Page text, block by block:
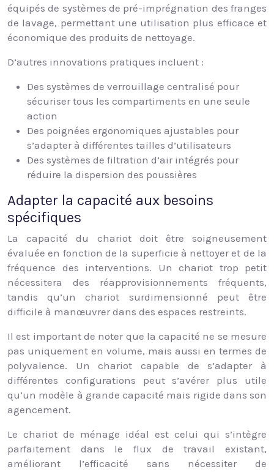
équipés de systèmes de pré-imprégnation des franges
de lavage, permettant une utilisation plus efficace et
économique des produits de nettoyage.
D’autres innovations pratiques incluent :
Des systèmes de verrouillage centralisé pour
sécuriser tous les compartiments en une seule
action
Des poignées ergonomiques ajustables pour
s’adapter à différentes tailles d’utilisateurs
Des systèmes de filtration d’air intégrés pour
réduire la dispersion des poussières
Adapter la capacité aux besoins
spécifiques
La capacité du chariot doit être soigneusement
évaluée en fonction de la superficie à nettoyer et de la
fréquence des interventions. Un chariot trop petit
nécessitera des réapprovisionnements fréquents,
tandis qu’un chariot surdimensionné peut être
difficile à manœuvrer dans des espaces restreints.
Il est important de noter que la capacité ne se mesure
pas uniquement en volume, mais aussi en termes de
polyvalence. Un chariot capable de s’adapter à
différentes configurations peut s’avérer plus utile
qu’un modèle à grande capacité mais rigide dans son
agencement.
Le chariot de ménage idéal est celui qui s’intègre
parfaitement dans le flux de travail existant,
améliorant l’efficacité sans nécessiter de